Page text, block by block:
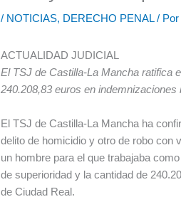
/ NOTICIAS, DERECHO PENAL/ Por
ACTUALIDAD JUDICIAL
El TSJ de Castilla-La Mancha ratifica
240.208,83 euros en
El TSJ de Castilla-La Mancha ha
delito de homicidio y otro de robo con
un hombre para el que trabajaba
de superioridad y la cantidad de
de Ciudad Real.